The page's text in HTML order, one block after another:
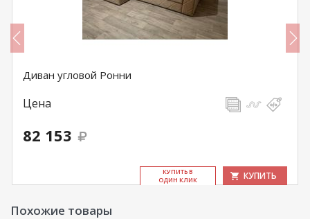
Диван угловой Ронни
Цена
82 153
КУ­ПИТЬ В
ОДИН КЛИК
КУПИТЬ
Похожие товары